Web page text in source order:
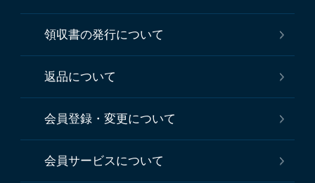
領収書の発行について
返品について
会員登録・変更について
会員サービスについて